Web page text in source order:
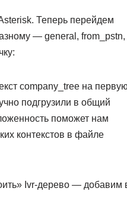
Теперь перейдем
— general, from_pstn,
company_tree на
подгрузили в общий
поможет нам
контекстов в файле
Ivr-дерево — добавим